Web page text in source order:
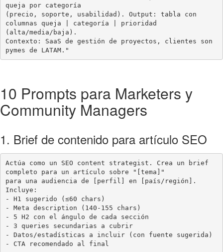
queja por categoría
(precio, soporte, usabilidad). Output: tabla con
columnas queja | categoría | prioridad
(alta/media/baja).
Contexto: SaaS de gestión de proyectos, clientes son
pymes de LATAM."
10 Prompts para Marketers y
Community Managers
1. Brief de contenido para artículo SEO
Actúa como un SEO content strategist. Crea un brief
completo para un artículo sobre "[tema]"
para una audiencia de [perfil] en [país/región].
Incluye:
- H1 sugerido (≤60 chars)
- Meta description (140-155 chars)
- 5 H2 con el ángulo de cada sección
- 3 queries secundarias a cubrir
- Datos/estadísticas a incluir (con fuente sugerida)
- CTA recomendado al final